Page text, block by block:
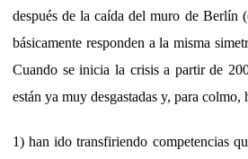
después de la caída del muro de Berlín
básicamente responden a la misma
Cuando se inicia la crisis a partir de
están ya muy desgastadas y, para colmo,
1) han ido transfiriendo competencias